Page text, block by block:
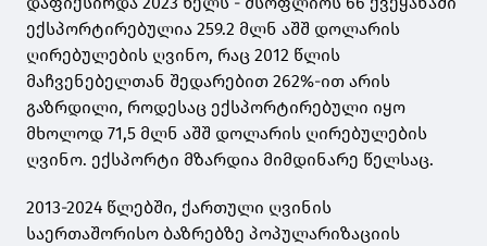
ექსპორტირებულია 259.2 მლნ აშშ დოლარის
ღირებულების ღვინო, რაც 2012 წლის
მაჩვენებელთან შედარებით 262%-ით არის
გაზრდილი, როდესაც ექსპორტირებული იყო
მხოლოდ 71,5 მლნ აშშ დოლარის ღირებულების
ღვინო. ექსპორტი მზარდია მიმდინარე წელსაც.
2013-2024 წლებში, ქართული ღვინის
საერთაშორისო ბაზრებზე პოპულარიზაციის